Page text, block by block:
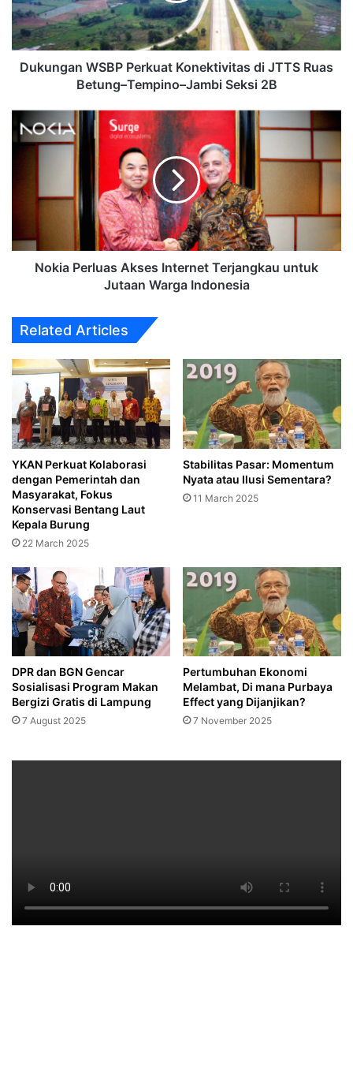
Ruas
Betung–
Tempino–
Jambi
Dukungan WSBP Perkuat Konektivitas di JTTS Ruas
Betung–Tempino–Jambi Seksi 2B
Perluas
Akses
untuk
Indonesia
Nokia Perluas Akses Internet Terjangkau untuk
Jutaan Warga Indonesia
Related Articles
YKAN Perkuat Kolaborasi
dengan Pemerintah dan
Masyarakat, Fokus
Konservasi Bentang Laut
Kepala Burung
22 March 2025
Stabilitas Pasar: Momentum
Nyata atau Ilusi Sementara?
11 March 2025
DPR dan BGN Gencar
Sosialisasi Program Makan
Bergizi Gratis di Lampung‎
7 August 2025
Pertumbuhan Ekonomi
Melambat, Di mana Purbaya
Effect yang Dijanjikan?
7 November 2025